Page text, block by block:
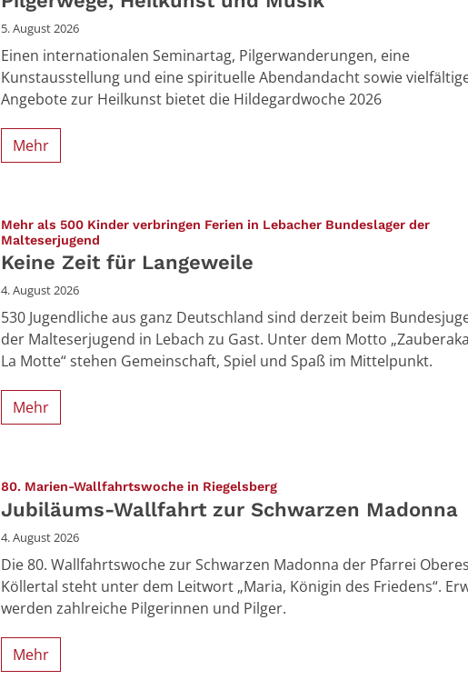
5. August 2026
Einen internationalen Seminartag, Pilgerwanderungen, eine
Kunstausstellung und eine spirituelle Abendandacht sowie
Angebote zur Heilkunst bietet die Hildegardwoche 2026
Mehr
Mehr als 500 Kinder verbringen Ferien in Lebacher Bundeslager der
Malteserjugend
Keine Zeit für Langeweile
4. August 2026
530 Jugendliche aus ganz Deutschland sind derzeit beim
der Malteserjugend in Lebach zu Gast. Unter dem Motto
La Motte“ stehen Gemeinschaft, Spiel und Spaß im Mittelpunkt.
Mehr
80. Marien-Wallfahrtswoche in Riegelsberg:
Jubiläums-Wallfahrt zur Schwarzen Madonna
4. August 2026
Die 80. Wallfahrtswoche zur Schwarzen Madonna der Pfarrei Oberes
Köllertal steht unter dem Leitwort „Maria, Königin des Friedens“.
werden zahlreiche Pilgerinnen und Pilger.
Mehr